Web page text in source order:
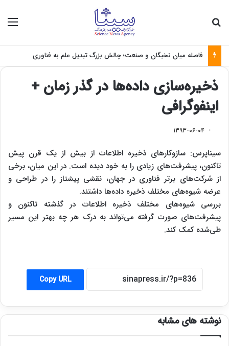
فاصله میان نخبگان و صنعت؛ چالش بزرگ تبدیل علم به فناوری
ذخیره‌سازی داده‌ها در گذر زمان +
اینفوگرافی
۱۳۹۳-۰۶-۰۴
سیناپرس: سازوکارهای ذخیره اطلاعات از بیش از یک قرن پیش
تاکنون، پیشرفت‌های زیادی را به خود دیده است. در این میان، برخی
از شرکت‌های برتر فناوری در جهان، نقشی پیشتاز را در طراحی و
عرضه شیوه‌های مختلف ذخیره داده‌ها داشتند.
بررسی شیوه‌های مختلف ذخیره اطلاعات در گذشته تاکنون و
پیشرفت‌های صورت گرفته می‌تواند به درک هر چه بهتر این مسیر
طی‌شده کمک کند.
Copy URL
نوشته های مشابه